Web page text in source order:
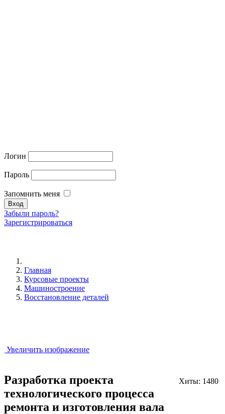
Логин
Пароль
Запомнить меня
Забыли пароль?
Зарегистрироваться
Главная
Курсовые проекты
Машиностроение
Восстановление деталей
Увеличить изображение
Хиты: 1480
Разработка проекта
технологического процесса
ремонта и изготовления вала